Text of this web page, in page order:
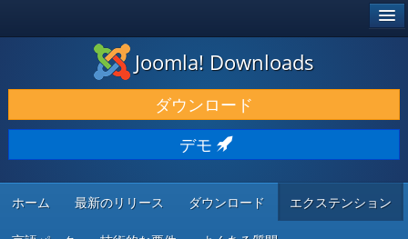
ダウンロードと機能拡張
発見と学び
コミュニティとサポート
開発者向けリソース
Joomla! Downloads
ダウンロード
デモ
ホーム 最新のリリース ダウンロード エクステンション